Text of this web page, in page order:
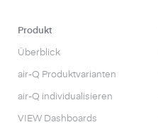
Produkt
Überblick
air-Q Produktvarianten
air-Q individualisieren
VIEW Dashboards